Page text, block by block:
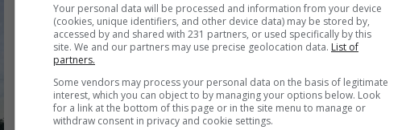
Your personal data will be processed and information from your device
(cookies, unique identifiers, and other device data) may be stored by,
accessed by and shared with 231 partners, or used specifically by this
site. We and our partners may use precise geolocation data. List of
partners.
Some vendors may process your personal data on the basis of legitimate
interest, which you can object to by managing your options below. Look
for a link at the bottom of this page or in the site menu to manage or
withdraw consent in privacy and cookie settings.